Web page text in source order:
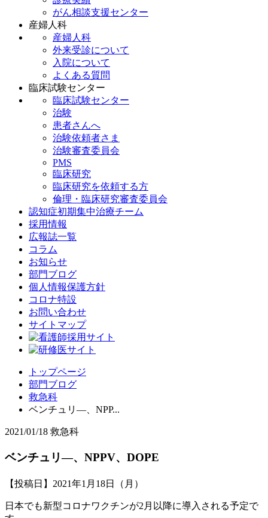
がん相談支援センター
産婦人科
産婦人科
外来受診について
入院について
よくある質問
臨床試験センター
臨床試験センター
治験
患者さんへ
治験依頼者さま
治験審査委員会
PMS
臨床研究
臨床研究を依頼する方
倫理・臨床研究審査委員会
認知症初期集中治療チーム
採用情報
広報誌一覧
コラム
お知らせ
部門ブログ
個人情報保護方針
コロナ特設
お問い合わせ
サイトマップ
トップページ
部門ブログ
救急科
ベンチュリ―、NPP...
2021/01/18 救急科
ベンチュリ―、NPPV、DOPE
【投稿日】2021年1月18日（月）
日本でも新型コロナワクチンが2月以降に導入される予定で